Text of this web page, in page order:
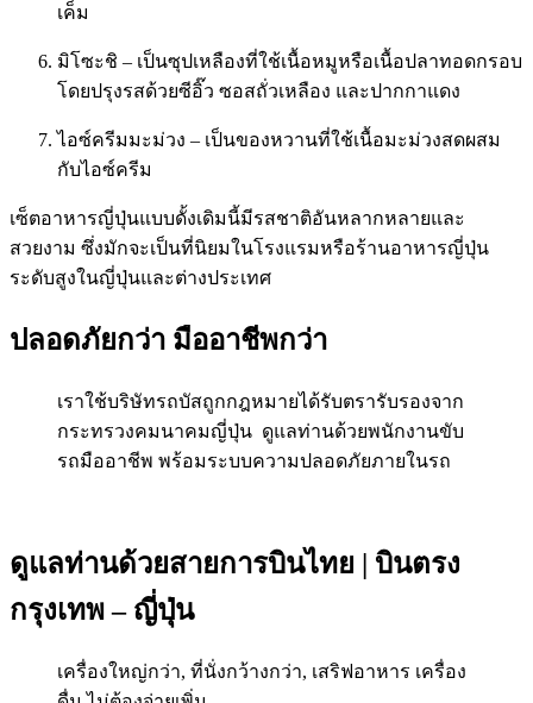
เค็ม
มิโซะชิ – เป็นซุปเหลืองที่ใช้เนื้อหมูหรือเนื้อปลาทอดกรอบ
โดยปรุงรสด้วยซีอิ๊ว ซอสถั่วเหลือง และปากกาแดง
ไอซ์ครีมมะม่วง – เป็นของหวานที่ใช้เนื้อมะม่วงสดผสม
กับไอซ์ครีม
เซ็ตอาหารญี่ปุ่นแบบดั้งเดิมนี้มีรสชาติอันหลากหลายและ
สวยงาม ซึ่งมักจะเป็นที่นิยมในโรงแรมหรือร้านอาหารญี่ปุ่น
ระดับสูงในญี่ปุ่นและต่างประเทศ
ปลอดภัยกว่า มืออาชีพกว่า
เราใช้บริษัทรถบัสถูกกฎหมายได้รับตรารับรองจาก
กระทรวงคมนาคมญี่ปุ่น ดูแลท่านด้วยพนักงานขับ
รถมืออาชีพ พร้อมระบบความปลอดภัยภายในรถ
ดูแลท่านด้วยสายการบินไทย | บินตรง
กรุงเทพ – ญี่ปุ่น
เครื่องใหญ่กว่า, ที่นั่งกว้างกว่า, เสริฟอาหาร เครื่อง